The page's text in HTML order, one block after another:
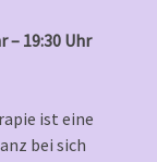
– 19:30 Uhr
ist eine
bei sich